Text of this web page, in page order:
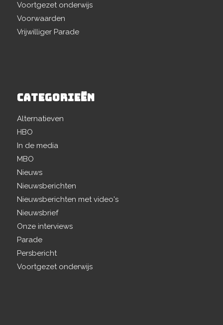
Voortgezet onderwijs
Voorwaarden
Vrijwilliger Parade
CATEGORIEËN
Alternatieven
HBO
In de media
MBO
Nieuws
Nieuwsberichten
Nieuwsberichten met video's
Nieuwsbrief
Onze interviews
Parade
Persbericht
Voortgezet onderwijs